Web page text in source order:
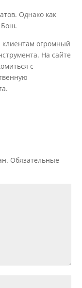
Однако как
Бош.
клиентам огромный
На сайте
с
Обязательные